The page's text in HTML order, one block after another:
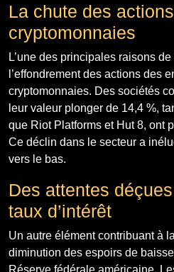
La chute des
cryptomonnaies
L’une des principales raisons
l’effondrement des actions des
cryptomonnaies. Des sociétés
leur valeur plonger de 14,4 %,
que Riot Platforms et Hut 8, ont
Ce déclin dans le secteur a
vers le bas.
Des attentes
taux d’intérêt
Un autre élément contribuant à
diminution des espoirs de
Réserve fédérale américaine.